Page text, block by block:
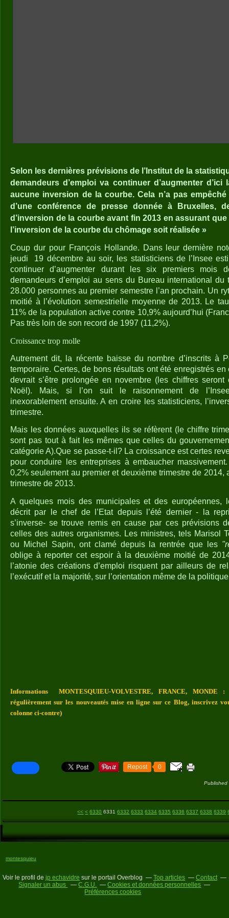
Selon les dernières prévisions de l’Institut de la
demandeurs d’emploi va continuer d’augmenter
aucune inversion de la courbe. Cela n’a pas
d’une conférence de presse donnée à Bruxelles,
d’inversion de la courbe avant fin 2013 en assurant
l’inversion de la courbe du chômage soit réalisée »
Coup dur pour François Hollande. Dans leur dernière
jeudi
19 décembre au soir, les statisticiens de l’Insee
continuer d’augmenter durant les six premiers mois
demandeurs d’emploi au sens du Bureau international du
28.000 personnes au premier semestre l’an prochain. Un
moitié à l’évolution semestrielle moyenne de 2013. Le
11% de la population active contre 10,9% aujourd’hui
Pas très loin de son record de 1997 (11,2%).
Croissance trop molle
Autrement dit, la récente baisse du nombre d’inscrits à
temporaire. Certes, de bons résultats ont été enregistrés
devrait s’être prolongée en novembre (les chiffres
Noël). Mais, si l’on suit le raisonnement de
inexorablement ensuite. A en croire les statisticiens,
trimestre.
Mais les données auxquelles ils se réfèrent (le chiffre
sont pas tout à fait les mêmes que celles du
catégorie A).Que se passe-t-il? La croissance est certes
pour conduire les entreprises à embaucher
0,2% seulement au premier et deuxième trimestre de 2014,
trimestre de 2013.
A quelques mois des municipales et des européennes,
décrit par le chef de l’Etat depuis l’été dernier - la
s’inverse- se trouve remis en cause par ces prévisions
celles des autres organismes. Les ministres, tels Marisol
ou Michel Sapin, ont clamé depuis la rentrée que les
oblige à reporter cet espoir à la deuxième moitié de
l’atonie des créations d’emploi risquent par ailleurs de
l’exécutif et la majorité, sur l’orientation même de la
Informations MONTESQUIEU-VOLVESTRE, FRANCE, MONDE
régulièrement sur les nouveautés mise en ligne sur ce Blog, inscrivez
colonne ci-contre)
Repost 0
Published
<< < 6300
6310
6320
6330 6331 6332 6333 6334 6335 6336 6337 6338 6339
montesquieu
Voir le profil de jp echavidre sur le portail Overblog Top articles
Contact
Signaler un abus
C.G.U.
Cookies et données personnelles
Préférences cookies